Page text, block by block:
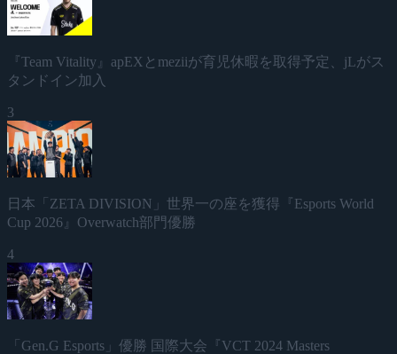
『Team Vitality』apEXとmeziiが育児休暇を取得予定、jLがス
タンドイン加入
3
日本「ZETA DIVISION」世界一の座を獲得『Esports World
Cup 2026』Overwatch部門優勝
4
「Gen.G Esports」優勝 国際大会『VCT 2024 Masters